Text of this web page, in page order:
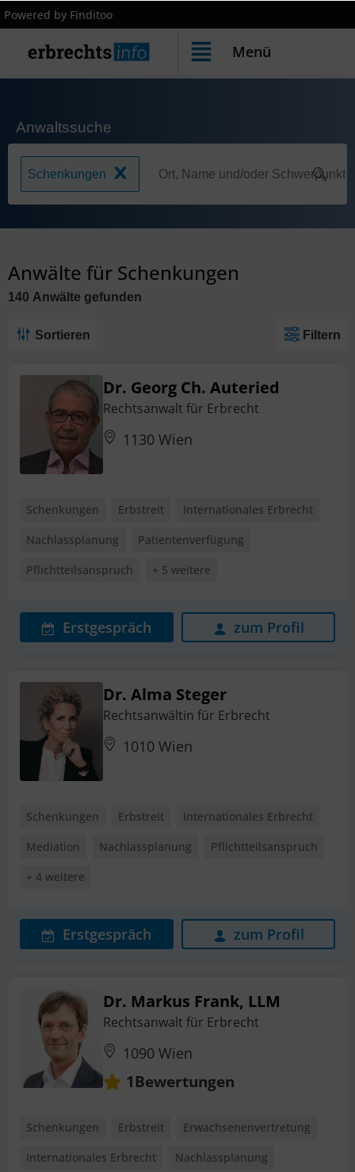
Powered by Finditoo
Menü
Anwaltssuche
Schenkungen
Anwälte für Schenkungen
140 Anwälte gefunden
Sortieren Filtern
Dr. Georg Ch. Auteried
Rechtsanwalt für Erbrecht
1130 Wien
Schenkungen Erbstreit
Internationales Erbrecht
Nachlassplanung
Patientenverfügung
Pflichtteilsanspruch
+ 5 weitere
Erstgespräch zum Profil
Dr. Alma Steger
Rechtsanwältin für Erbrecht
1010 Wien
Schenkungen Erbstreit
Internationales Erbrecht
Mediation
Nachlassplanung
Pflichtteilsanspruch
+ 4 weitere
Erstgespräch zum Profil
Dr. Markus Frank, LLM
Rechtsanwalt für Erbrecht
1090 Wien
1Bewertungen
Schenkungen Erbstreit
Erwachsenenvertretung
Internationales Erbrecht
Nachlassplanung